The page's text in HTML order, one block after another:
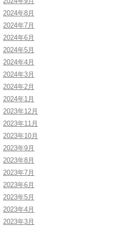
2024年8月
2024年7月
2024年6月
2024年5月
2024年4月
2024年3月
2024年2月
2024年1月
2023年12月
2023年11月
2023年10月
2023年9月
2023年8月
2023年7月
2023年6月
2023年5月
2023年4月
2023年3月